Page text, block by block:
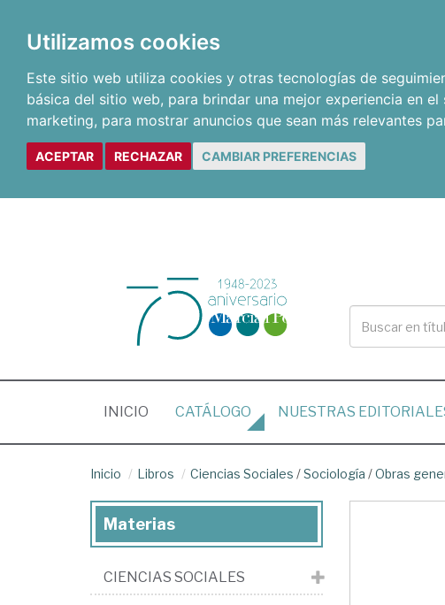
Utilizamos cookies
Este sitio web utiliza cookies y otras tecnologías de
básica del sitio web, para brindar una mejor experiencia en el
marketing, para mostrar anuncios que sean más relevantes
ACEPTAR RECHAZAR CAMBIAR PREFERENCIAS
INICIO (CURRENT)
CATÁLOGO NUESTRAS
Inicio Libros Ciencias Sociales /Sociología /Obras
Materias
CIENCIAS SOCIALES